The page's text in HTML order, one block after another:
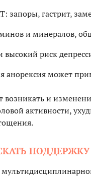
запоры, гастрит,
и минералов,
риск
анорексия может
возникать и
активности,
ПОДДЕРЖКУ